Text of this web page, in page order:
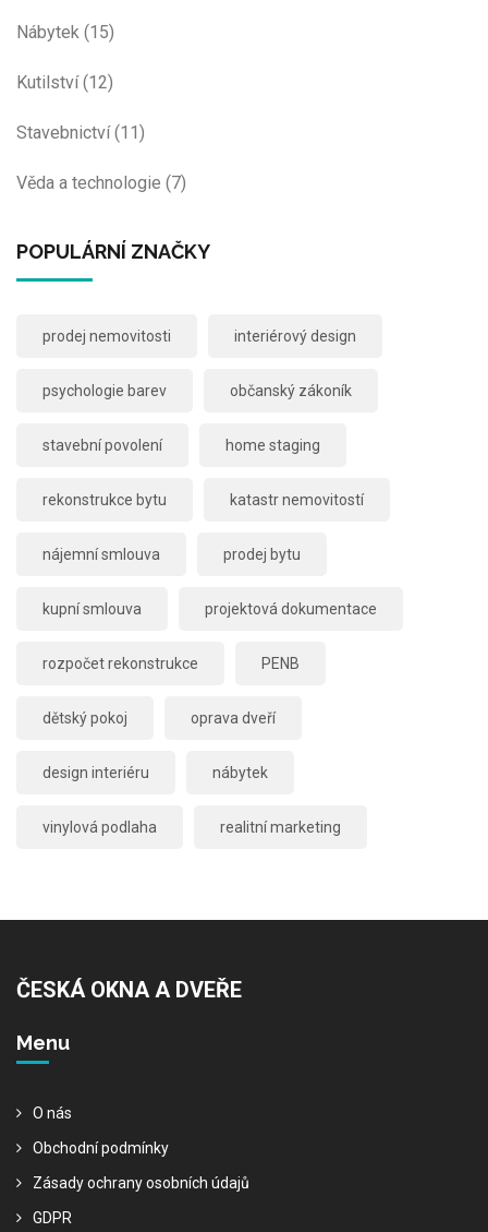
Nábytek (15)
Kutilství(12)
Stavebnictví(11)
Věda a technologie (7)
POPULÁRNÍ ZNAČKY
prodej nemovitosti interiérový design
psychologie barev občanský zákoník
stavební povolení home staging
rekonstrukce bytu katastr nemovitostí
nájemní smlouva prodej bytu
kupní smlouva projektová dokumentace
rozpočet rekonstrukce PENB
dětský pokoj oprava dveří
design interiéru nábytek
vinylová podlaha realitní marketing
ČESKÁ OKNA A DVEŘE
Menu
O nás
Obchodní podmínky
Zásady ochrany osobních údajů
GDPR